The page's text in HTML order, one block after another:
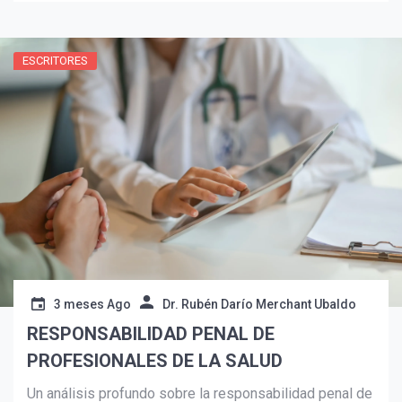
Suscribír
ESCRITORES
3 meses Ago Dr. Rubén Darío Merchant Ubaldo
RESPONSABILIDAD PENAL DE
PROFESIONALES DE LA SALUD
Un análisis profundo sobre la responsabilidad penal de